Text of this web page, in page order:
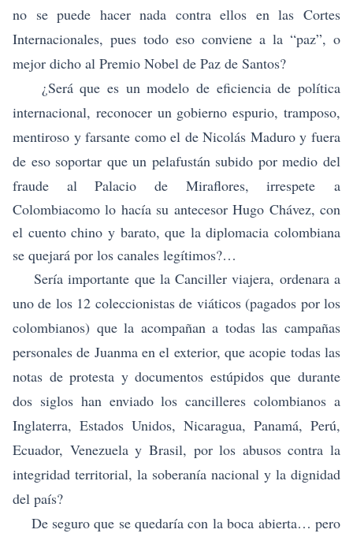
no se puede hacer nada contra ellos en las Cortes
Internacionales, pues todo eso conviene a la “paz”, o
mejor dicho al Premio Nobel de Paz de Santos?
¿Será que es un modelo de eficiencia de política
internacional, reconocer un gobierno espurio, tramposo,
mentiroso y farsante como el de Nicolás Maduro y fuera
de eso soportar que un pelafustán subido por medio del
fraude al Palacio de Miraflores, irrespete a
Colombiacomo lo hacía su antecesor Hugo Chávez, con
el cuento chino y barato, que la diplomacia colombiana
se quejará por los canales legítimos?…
Sería importante que la Canciller viajera, ordenara a
uno de los 12 coleccionistas de viáticos (pagados por los
colombianos) que la acompañan a todas las campañas
personales de Juanma en el exterior, que acopie todas las
notas de protesta y documentos estúpidos que durante
dos siglos han enviado los cancilleres colombianos a
Inglaterra, Estados Unidos, Nicaragua, Panamá, Perú,
Ecuador, Venezuela y Brasil, por los abusos contra la
integridad territorial, la soberanía nacional y la dignidad
del país?
De seguro que se quedaría con la boca abierta… pero